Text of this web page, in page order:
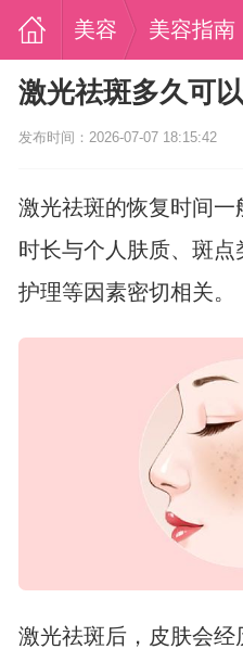
美容 美容指南
激光祛斑多久可
发布时间：2026-07-07 18:15:42
激光祛斑的恢复时间
时长与个人肤质、斑
护理等因素密切相关。
激光祛斑后，皮肤会